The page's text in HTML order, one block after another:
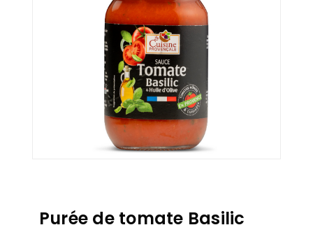
Purée de tomate Basilic